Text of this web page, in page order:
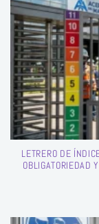
LETRERO DE
OBLIGATORIEDAD